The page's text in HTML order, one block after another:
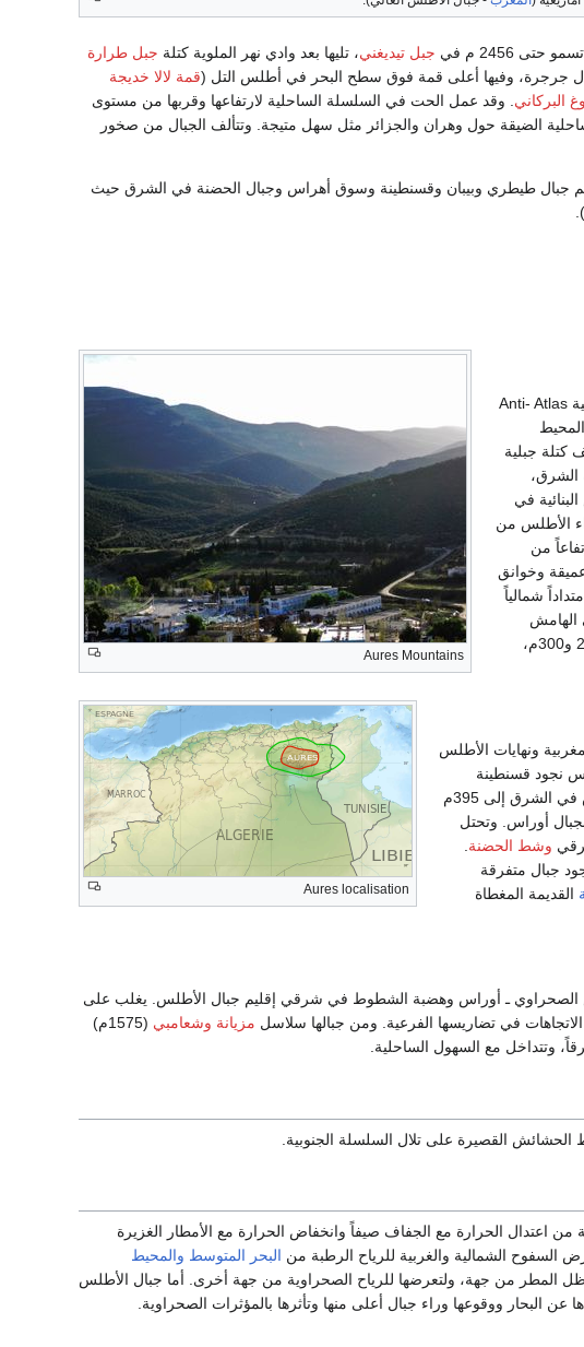
2456 م في
جبل تيديغني، تليها بعد وادي نهر الملوية كتلة جبل طرارة
جرجرة، وفيها أعلى قمة فوق سطح البحر في أطلس التل (قمة لالا خديجة
البركاني . وقد عمل الحت في السلسلة الساحلية لارتفاعها وقربها من مستوى
الضيقة حول وهران والجزائر مثل سهل متيجة. وتتألف الجبال من صخور
ثم جبال طيطري وبيبان وقسنطينة وسوق أهراس وجبال الحضنة في الشرق حيث
Aures Mountains
Aures localisation
وتعرف أحياناً بالأطلس الصغير أو المقابل أو الصحراوي أيضاً. وتقابلها في اللغات الأجنبية Anti- Atlas
كتلة جبلية
الشرق،
في
الأطلس من
من
وخوانق
امتداداً شمالياً
الهامش
الجنوبي لجبال الأطلس. وهي سلسلة التوائية منخفضة ذات ارتفاع نسبي يراوح بين 200 و300م،
ونهايات الأطلس
نجود قسنطينة
الصغيرة نسبياً. ترقى أرض النجود العليا في الغرب إلى أعلى من 1000م، لكنها تنخفض في الشرق إلى 395م
أوراس. وتحتل
وشط الحضنة
جبال متفرقة
القديمة المغطاة
الصحراوي ـ أوراس وهضبة الشطوط في شرقي إقليم جبال الأطلس. يغلب على
في تضاريسها الفرعية. ومن جبالها سلاسل مزيانة وشعامبي (1575م)
القصيرة على تلال السلسلة الجنوبية.
اعتدال الحرارة مع الجفاف صيفاً وانخفاض الحرارة مع الأمطار الغزيرة
البحر المتوسط والمحيط
ظل المطر من جهة، ولتعرضها للرياح الصحراوية من جهة أخرى. أما جبال الأطلس
البحار ووقوعها وراء جبال أعلى منها وتأثرها بالمؤثرات الصحراوية.